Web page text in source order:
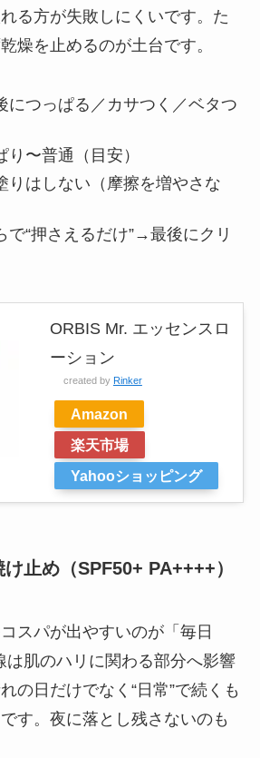
る方が失敗しにくいです。た
燥を止めるのが土台です。
につっぱる／カサつく／ベタつ
〜普通（目安）
りはしない（摩擦を増やさな
で“押さえるだけ”→最後にクリ
ORBIS Mr. エッセンスロ
ーション
created by Rinker
Amazon
楽天市場
Yahooショッピング
止め（SPF50+ PA++++）
スパが出やすいのが「毎日
は肌のハリに関わる部分へ影響
の日だけでなく“日常”で続くも
す。夜に落とし残さないのも